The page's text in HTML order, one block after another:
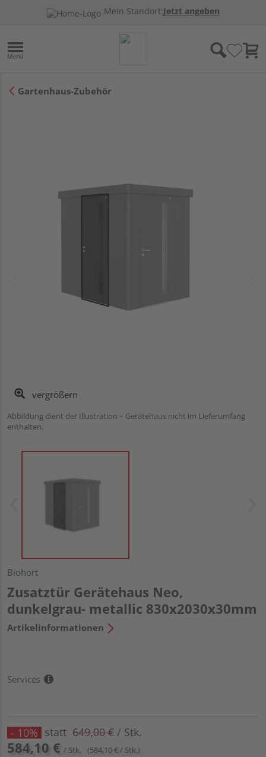
Mein Standort:Jetzt angeben
Gartenhaus-Zubehör
vergrößern
Abbildung dient der Illustration – Gerätehaus nicht im Lieferumfang
enthalten.
Biohort
Zusatztür Gerätehaus Neo,
dunkelgrau- metallic 830x2030x30mm
Artikelinformationen
Services
- 10% statt 649,00 € / Stk.
584,10 € / Stk. (584,10 € / Stk.)